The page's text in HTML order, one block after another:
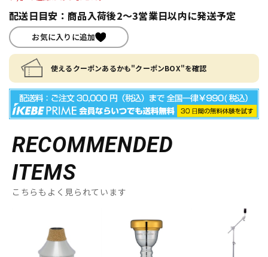
配送日目安：商品入荷後2～3営業日以内に発送予定
お気に入りに追加
使えるクーポンあるかも"クーポンBOX"を確認
RECOMMENDED
ITEMS
こちらもよく見られています